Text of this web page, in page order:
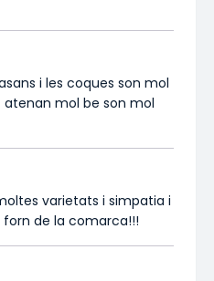
i les coques son mol
mol be son mol
varietats i simpatia i
de la comarca!!!